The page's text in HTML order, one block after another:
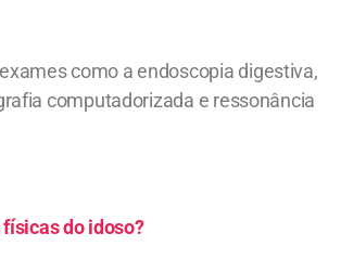
como a endoscopia digestiva,
computadorizada e ressonância
do idoso?